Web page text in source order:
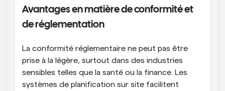
Avantages en matière de conformité et
de réglementation
La conformité réglementaire ne peut pas être
prise à la légère, surtout dans des industries
sensibles telles que la santé ou la finance. Les
systèmes de planification sur site facilitent